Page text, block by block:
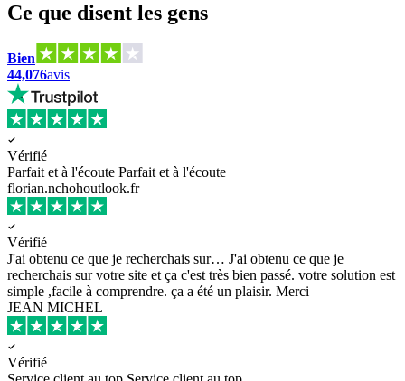
Ce que disent les gens
Bien
44,076avis
Vérifié
Parfait et à l'écoute Parfait et à l'écoute
florian.nchohoutlook.fr
Vérifié
J'ai obtenu ce que je recherchais sur… J'ai obtenu ce que je
recherchais sur votre site et ça c'est très bien passé. votre solution est
simple ,facile à comprendre. ça a été un plaisir. Merci
JEAN MICHEL
Vérifié